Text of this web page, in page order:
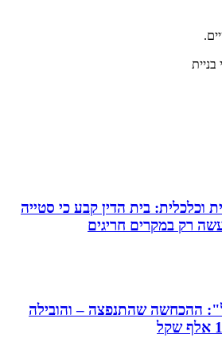
בניית
וכלכלית: בית הדין קבע כי סטייה
רק במקרים חריגים
ההכחשה שהתנפצה – והובילה